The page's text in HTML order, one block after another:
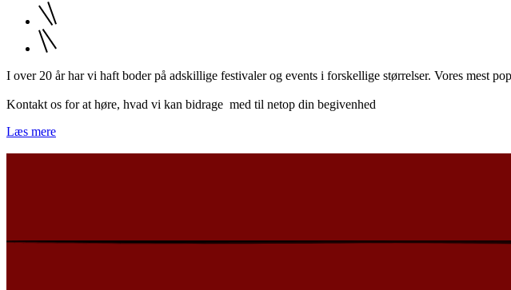
I over 20 år har vi haft boder på adskillige festivaler og events i forskellige størrelser. Vores mest
Kontakt os for at høre, hvad vi kan bidrage med til netop din begivenhed
Læs mere